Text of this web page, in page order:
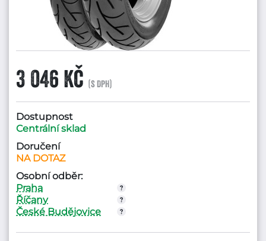
3 046 Kč (s DPH)
Dostupnost
Centrální sklad
Doručení
NA DOTAZ
Osobní odběr:
Praha
Říčany
České Budějovice